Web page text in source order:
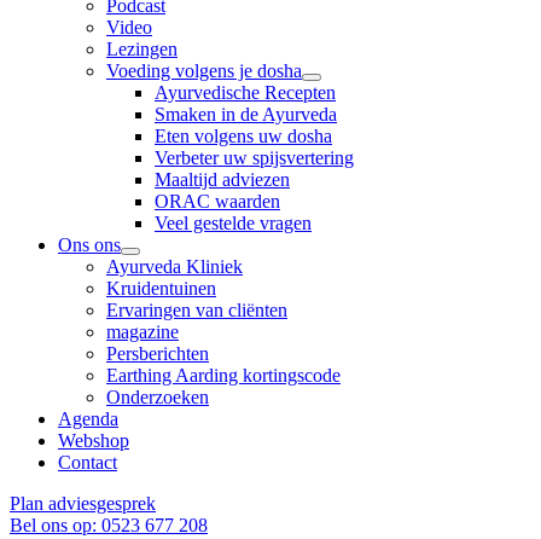
Podcast
Video
Lezingen
Voeding volgens je dosha
Ayurvedische Recepten
Smaken in de Ayurveda
Eten volgens uw dosha
Verbeter uw spijsvertering
Maaltijd adviezen
ORAC waarden
Veel gestelde vragen
Ons ons
Ayurveda Kliniek
Kruidentuinen
Ervaringen van cliënten
magazine
Persberichten
Earthing Aarding kortingscode
Onderzoeken
Agenda
Webshop
Contact
Plan adviesgesprek
Bel ons op: 0523 677 208